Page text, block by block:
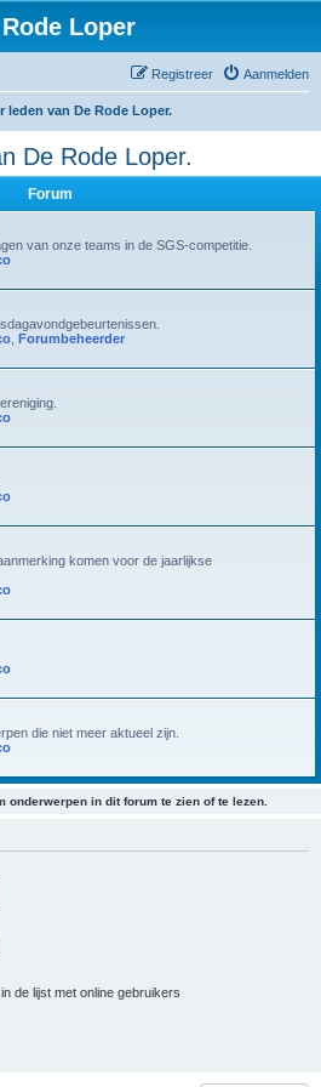
Loper
Aanmelden
Registreer
leden van De Rode Loper.
De Rode Loper.
Forum
van onze teams in de SGS-competitie.
Forumbeheerder
komen voor de jaarlijkse
die niet meer aktueel zijn.
in dit forum te zien of te lezen.
de lijst met online gebruikers